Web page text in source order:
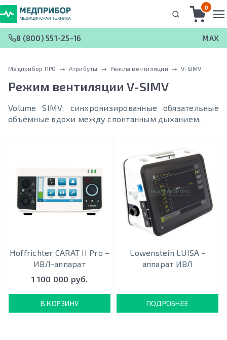
0
8 (800) 551-25-16 MAX
Медприбор ПРО → Атрибуты → Режим вентиляции → V-SIMV
Режим вентиляции V-SIMV
Volume SIMV: синхронизированные обязательные
объёмные вдохи между спонтанным дыханием.
Hoffrichter CARAT II Pro –
ИВЛ-аппарат
1 100 000 руб.
В КОРЗИНУ
Lowenstein LUISA -
аппарат ИВЛ
ПОДРОБНЕЕ